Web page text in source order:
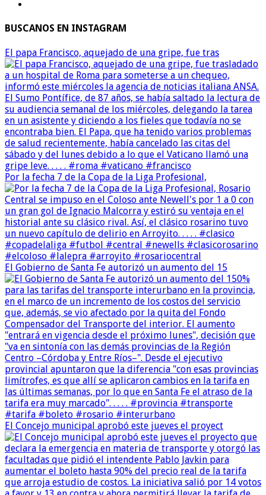
BUSCANOS EN INSTAGRAM
El papa Francisco, aquejado de una gripe, fue tras
Por la fecha 7 de la Copa de la Liga Profesional,
El Gobierno de Santa Fe autorizó un aumento del 15
El Concejo municipal aprobó este jueves el proyect